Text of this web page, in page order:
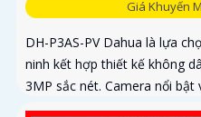
Giá Khuyến
DH-P3AS-PV Dahua là lựa
ninh kết hợp thiết kế không
3MP sắc nét. Camera nổi bật
phát hiện chính xác người và